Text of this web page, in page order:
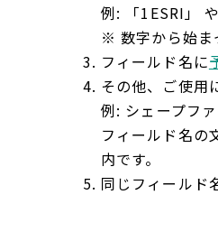
例: 「1ESRI」
※ 数字から始ま
フィールド名に
その他、ご使用
例: シェープフ
フィールド名
内です。
同じフィールド